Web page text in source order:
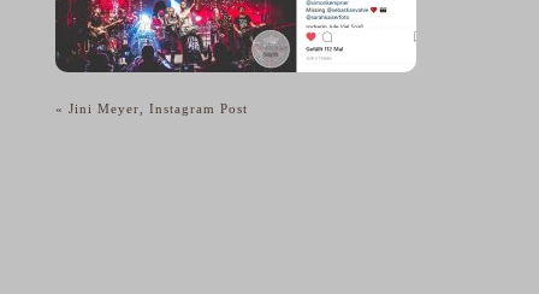
« Jini Meyer, Instagram Post